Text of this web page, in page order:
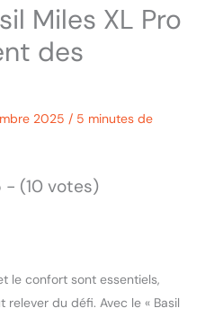
Miles XL Pro
des
2025 / 5 minutes de
- (10 votes)
le confort sont essentiels,
du défi. Avec le « Basil